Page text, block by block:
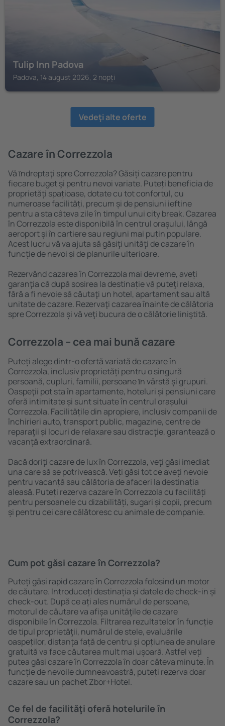
Tulip Inn Padova
Padova, 14 august 2026, 2 nopți
Vedeţi alte oferte
Cazare în Correzzola
Vă ȋndreptaţi spre Correzzola? Găsiți cazare pentru
fiecare buget şi pentru nevoi variate. Puteți beneficia de
proprietăți spațioase, dotate cu tot confortul, cu
numeroase facilități, precum și de pensiuni ieftine
pentru a sta câteva zile în timpul unui city break. Cazarea
în Correzzola este disponibilă în centrul orașului, lângă
aeroport și în cartiere sau regiuni mai puțin populare.
Acest lucru vă va ajuta să găsiţi unităţi de cazare în
funcție de nevoi și de planurile ulterioare.
Rezervând cazarea în Correzzola mai devreme, aveți
garanţia că după sosirea la destinație vă puteţi relaxa,
fără a fi nevoie să căutaţi un hotel, apartament sau altă
unitate de cazare. Rezervaţi cazarea înainte de călătoria
spre Correzzola și vă veţi bucura de o călătorie liniştită.
Correzzola – cea mai bună cazare
Puteți alege dintr-o ofertă variată de cazare în
Correzzola, inclusiv proprietăți pentru o singură
persoană, cupluri, familii, persoane ȋn vârstă și grupuri.
Oaspeţii pot sta în apartamente, hoteluri și pensiuni care
oferă intimitate și sunt situate în centrul orașului
Correzzola. Facilitățile din apropiere, inclusiv companii de
închirieri auto, transport public, magazine, centre de
reparaţii și locuri de relaxare sau distracţie, garantează o
vacanță extraordinară.
Dacă doriţi cazare de lux în Correzzola, veţi găsi imediat
una care să se potrivească. Veți găsi tot ce aveți nevoie
pentru vacanță sau călătoria de afaceri la destinația
aleasă. Puteți rezerva cazare în Correzzola cu facilități
pentru persoanele cu dizabilități, sugari și copii, precum
și pentru cei care călătoresc cu animale de companie.
Cum pot găsi cazare în Correzzola?
Puteți găsi rapid cazare în Correzzola folosind un motor
de căutare. Introduceți destinația și datele de check-in și
check-out. După ce ați ales numărul de persoane,
motorul de căutare va afișa unităţile de cazare
disponibile în Correzzola. Filtrarea rezultatelor în funcție
de tipul proprietăţii, numărul de stele, evaluările
oaspeților, distanța față de centru și opțiunea de anulare
gratuită va face căutarea mult mai ușoară. Astfel veți
putea găsi cazare în Correzzola în doar câteva minute. În
funcție de nevoile dumneavoastră, puteți rezerva doar
cazare sau un pachet Zbor+Hotel.
Ce fel de facilităţi oferă hotelurile în
Correzzola?